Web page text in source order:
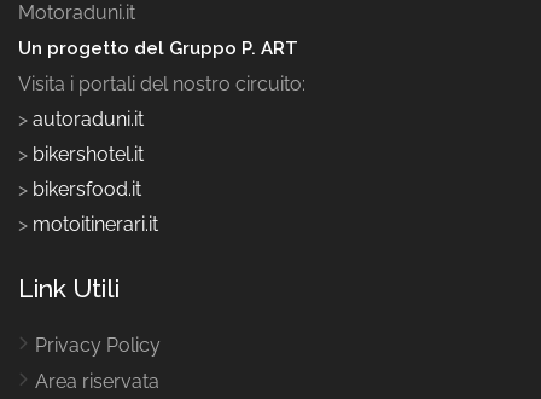
Motoraduni.it
Un progetto del Gruppo P. ART
Visita i portali del nostro circuito:
> autoraduni.it
> bikershotel.it
> bikersfood.it
> motoitinerari.it
Link Utili
Privacy Policy
Area riservata